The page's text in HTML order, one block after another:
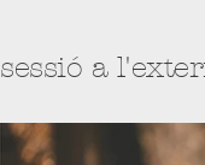
sessió a